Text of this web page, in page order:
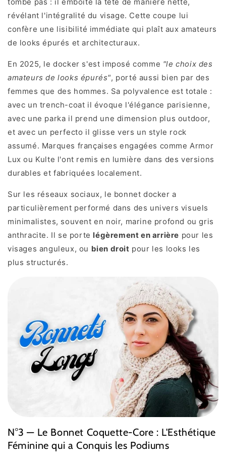
révélant l'intégralité du visage. Cette coupe lui
confère une lisibilité immédiate qui plaît aux amateurs
de looks épurés et architecturaux.
En 2025, le docker s'est imposé comme "le choix des
amateurs de looks épurés", porté aussi bien par des
femmes que des hommes. Sa polyvalence est totale :
avec un trench-coat il évoque l'élégance parisienne,
avec une parka il prend une dimension plus outdoor,
et avec un perfecto il glisse vers un style rock
assumé. Marques françaises engagées comme Armor
Lux ou Kulte l'ont remis en lumière dans des versions
durables et fabriquées localement.
Sur les réseaux sociaux, le bonnet docker a
particulièrement performé dans des univers visuels
minimalistes, souvent en noir, marine profond ou gris
anthracite. Il se porte légèrement en arrière pour les
visages anguleux, ou bien droit pour les looks les
plus structurés.
N°3 — Le Bonnet Coquette-Core : L'Esthétique
Féminine qui a Conquis les Podiums